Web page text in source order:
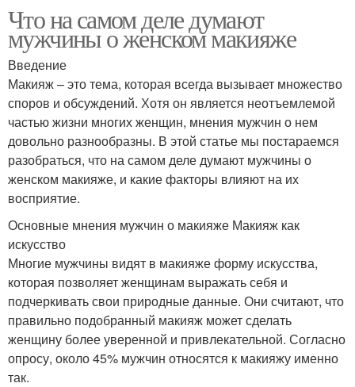
Что на самом деле думают
мужчины о женском макияже
Введение
Макияж – это тема, которая всегда вызывает множество
споров и обсуждений. Хотя он является неотъемлемой
частью жизни многих женщин, мнения мужчин о нем
довольно разнообразны. В этой статье мы постараемся
разобраться, что на самом деле думают мужчины о
женском макияже, и какие факторы влияют на их
восприятие.
Основные мнения мужчин о макияже Макияж как
искусство
Многие мужчины видят в макияже форму искусства,
которая позволяет женщинам выражать себя и
подчеркивать свои природные данные. Они считают, что
правильно подобранный макияж может сделать
женщину более уверенной и привлекательной. Согласно
опросу, около 45% мужчин относятся к макияжу именно
так.